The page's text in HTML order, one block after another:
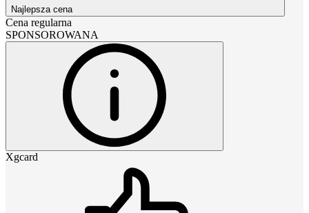
Najlepsza cena
Cena regularna
SPONSOROWANA
Xgcard